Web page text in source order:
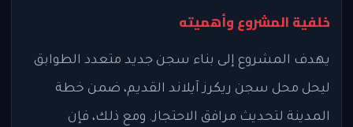
خلفية المشروع وأهميته
يهدف المشروع إلى بناء سجن جديد متعدد الطوابق
ليحل محل سجن ريكرز آيلاند القديم، ضمن خطة
المدينة لتحديث مرافق الاحتجاز. ومع ذلك، فإن